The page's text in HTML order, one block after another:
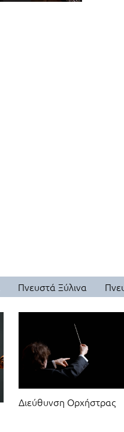
Πνευστά Ξύλινα
Διεύθυνση Ορχήστρας